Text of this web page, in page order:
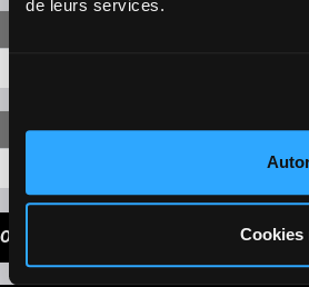
de leurs services.
Cookies
OUR TIPS